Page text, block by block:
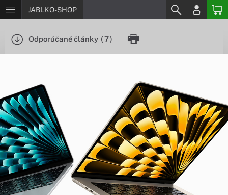
JABLKO-SHOP
Odporúčané články (7)